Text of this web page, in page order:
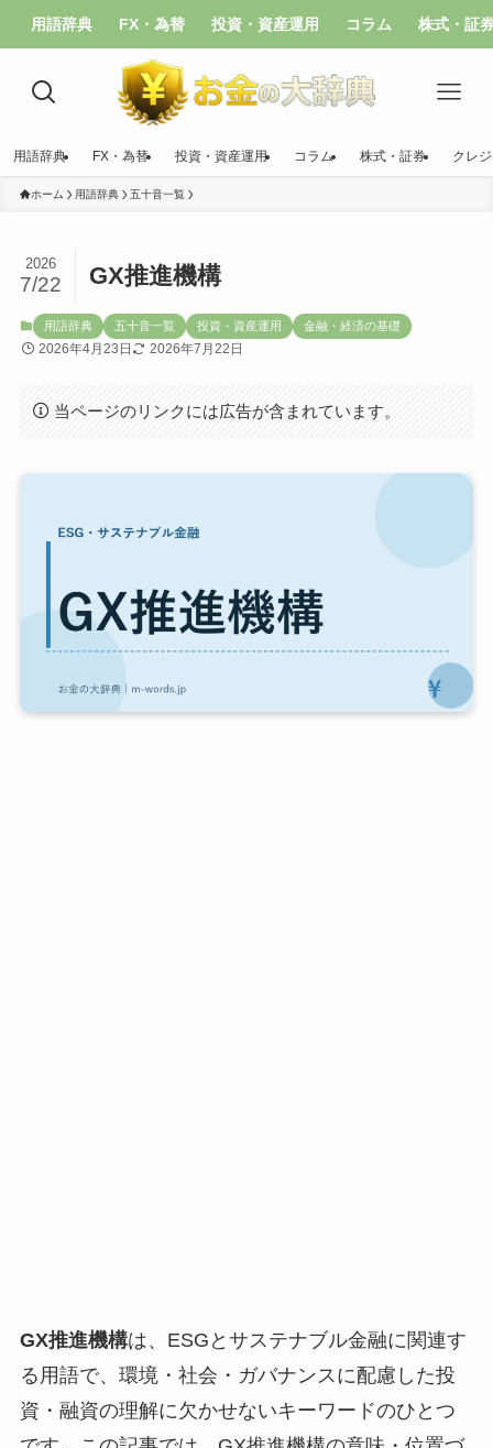
用語辞典 FX・為替 投資・資産運用 コラム 株式・証
用語辞典 FX・為替 投資・資産運用 コラム 株式・証券 クレ
ホーム 用語辞典 五十音一覧
GX推進機構
2026
7/22
用語辞典 五十音一覧 投資・資産運用 金融・経済の基礎
2026年4月23日 2026年7月22日
当ページのリンクには広告が含まれています。
GX推進機構は、ESGとサステナブル金融に関連す
る用語で、環境・社会・ガバナンスに配慮した投
資・融資の理解に欠かせないキーワードのひとつ